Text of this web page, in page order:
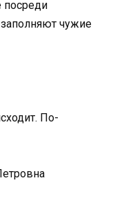
посреди
чужие
По-